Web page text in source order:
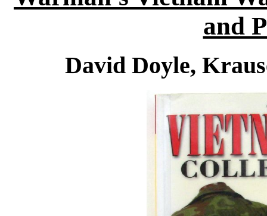
and
David Doyle,